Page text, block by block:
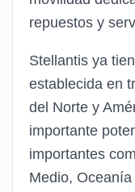
repuestos y
Stellantis ya
establecida en
del Norte y
importante
importantes
Medio,